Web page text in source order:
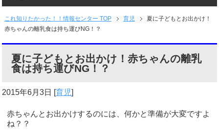
これ知りたかった！！情報センター TOP 育児
夏に子どもとお出かけ！
赤ちゃんの離乳食は持ち運びNG！？
夏に子どもとお出かけ！赤ちゃんの離乳
食は持ち運びNG！？
2015年6月3日 [育児]
赤ちゃんとお出かけするのには、何かと準備が大変ですよ
ね？？